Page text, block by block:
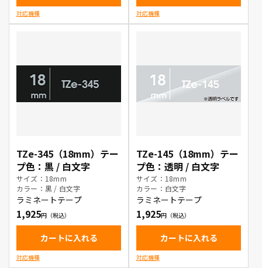
対応機種 対応機種
TZe-345（18mm）テー
プ色：黒 / 白文字
サイズ：18mm
カラー：黒 / 白文字
ラミネートテープ
1,925
カートに入れる
対応機種
TZe-145（18mm）テー
プ色：透明 / 白文字
サイズ：18mm
カラー：白文字
ラミネートテープ
1,925
カートに入れる
対応機種